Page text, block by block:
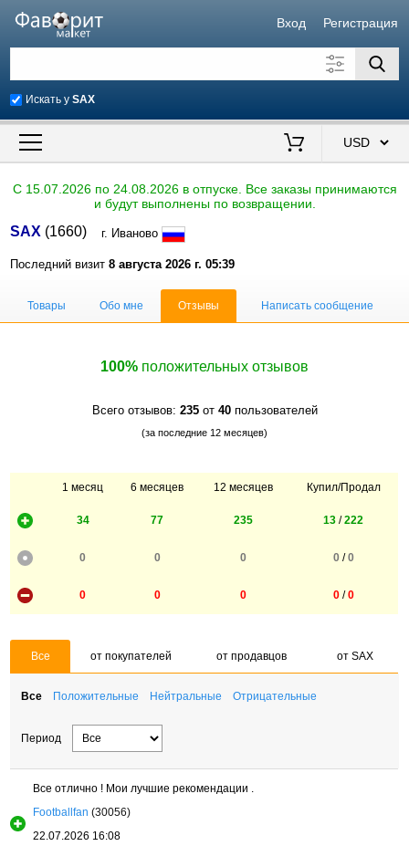
Вход Регистрация
Искать уSAX
Искать также в описании
C 15.07.2026 по 24.08.2026 в отпуске. Все заказы принимаются
и будут выполнены по возвращении.
SAX (1660) г. Иваново
Последний визит8 августа 2026 г. 05:39
Товары Обо мне Отзывы Написать сообщение
100% положительных отзывов
Всего отзывов: 235от 40пользователей
(за последние 12 месяцев)
1 месяц 6 месяцев 12 месяцев Купил/Продал
34 77 235 13 /222
0 0 0 0/0
0 0 0 0/0
Все от покупателей от продавцов от SAX
Все Положительные Нейтральные Отрицательные
Период
Все отлично ! Мои лучшие рекомендации .
Footballfan (30056)
22.07.2026 16:08